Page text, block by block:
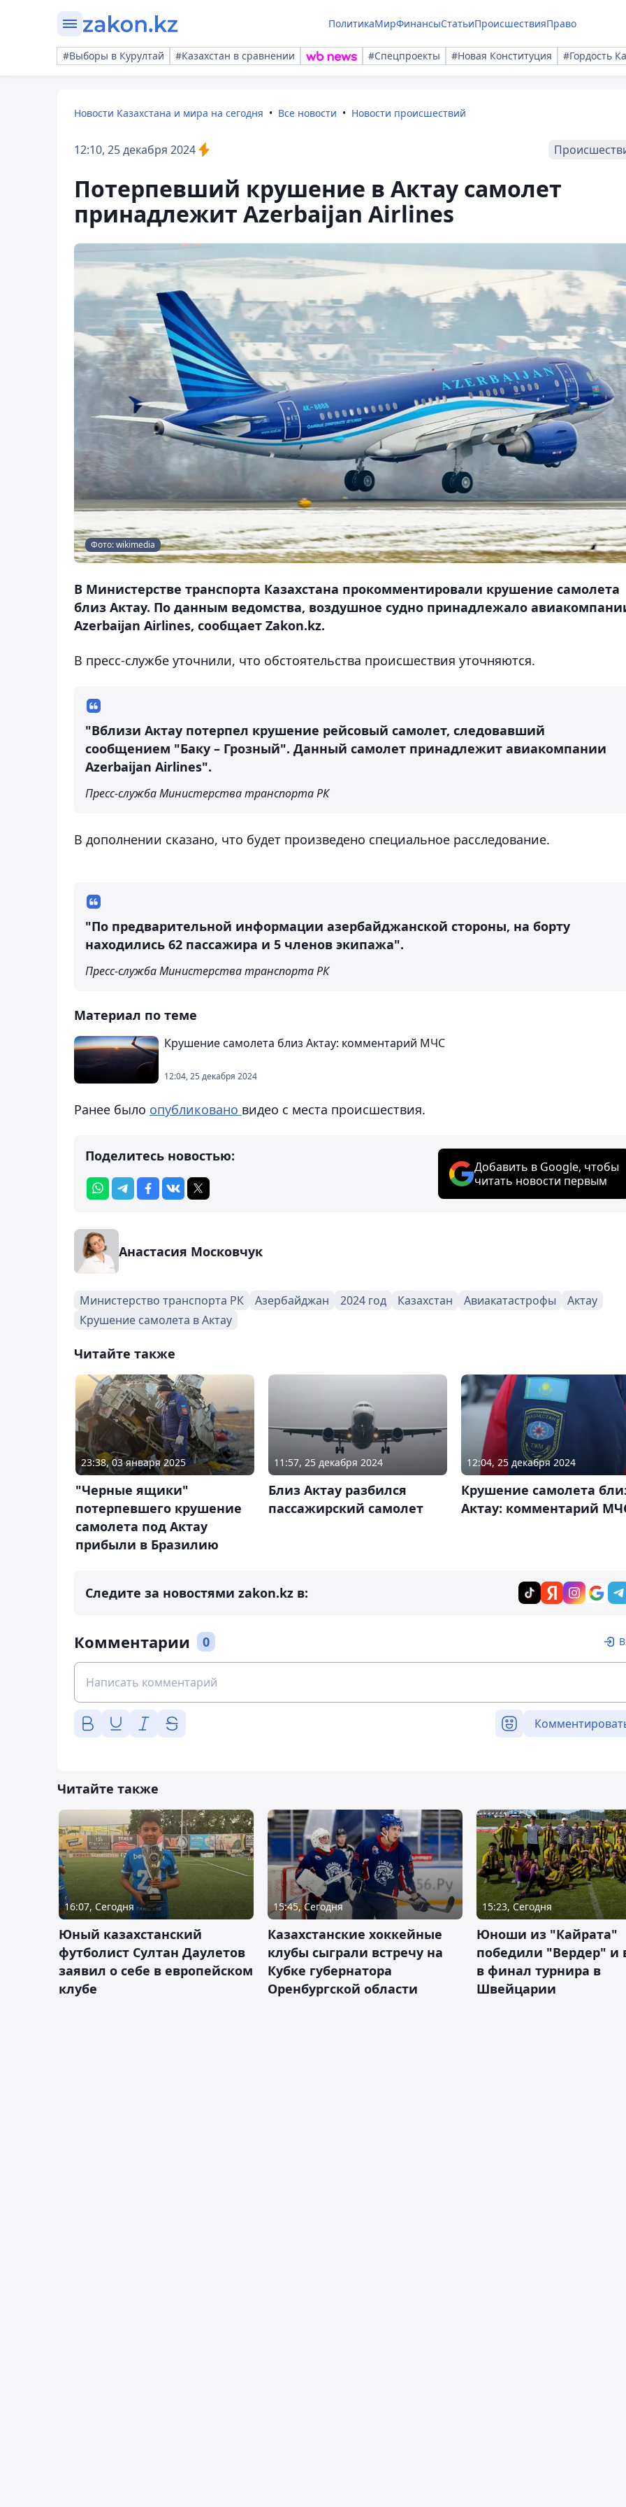
ПолитикаМирФинансыСтатьиПроисшествияПраво
#Выборы в Курултай #Казахстан в сравнении #Спецпроекты #Новая Конституция #Гордость
Новости Казахстана и мира на сегодня Все новости Новости происшествий
12:10, 25 декабря 2024
Потерпевший крушение в Актау самолет
принадлежит Azerbaijan Airlines
Фото: wikimedia
В Министерстве транспорта Казахстана прокомментировали крушение самолета
близ Актау. По данным ведомства, воздушное судно принадлежало
Azerbaijan Airlines, сообщает Zakon.kz.
В пресс-службе уточнили, что обстоятельства происшествия уточняются.
"Вблизи Актау потерпел крушение рейсовый самолет, следовавший
сообщением "Баку – Грозный". Данный самолет принадлежит авиакомпании
Azerbaijan Airlines".
Пресс-служба Министерства транспорта РК
В дополнении сказано, что будет произведено специальное расследование.
"По предварительной информации азербайджанской стороны, на борту
находились 62 пассажира и 5 членов экипажа".
Пресс-служба Министерства транспорта РК
Материал по теме
Крушение самолета близ Актау: комментарий МЧС
12:04, 25 декабря 2024
Ранее было опубликовано видео с места происшествия.
Поделитесь новостью:
Добавить в Google, чтобы
читать новости первым
Анастасия Московчук
Министерство транспорта РК Азербайджан 2024 год Казахстан Авиакатастрофы
Актау
Крушение самолета в Актау
Читайте также
23:38, 03 января 2025
"Черные ящики"
потерпевшего крушение
самолета под Актау
прибыли в Бразилию
11:57, 25 декабря 2024
Близ Актау разбился
пассажирский самолет
12:04, 25 декабря 2024
Крушение самолета
Актау: комментарий
Следите за новостями zakon.kz в:
Комментарии 0
Читайте также
16:07, Сегодня
Юный казахстанский
футболист Султан Даулетов
заявил о себе в европейском
клубе
15:45, Сегодня
Казахстанские хоккейные
клубы сыграли встречу на
Кубке губернатора
Оренбургской области
15:23, Сегодня
Юноши из "Кайрата"
победили "Вердер"
в финал турнира в
Швейцарии